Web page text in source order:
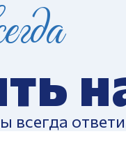
всегда